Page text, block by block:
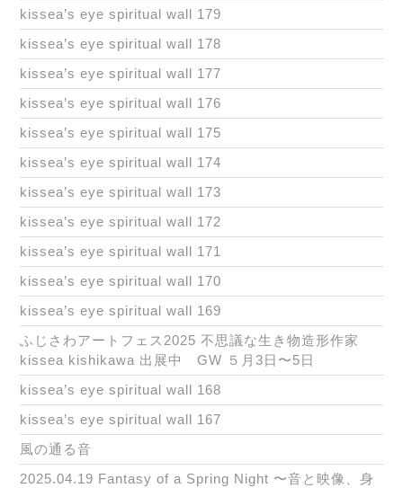
kissea’s eye spiritual wall 179
kissea’s eye spiritual wall 178
kissea’s eye spiritual wall 177
kissea’s eye spiritual wall 176
kissea’s eye spiritual wall 175
kissea’s eye spiritual wall 174
kissea’s eye spiritual wall 173
kissea’s eye spiritual wall 172
kissea’s eye spiritual wall 171
kissea’s eye spiritual wall 170
kissea’s eye spiritual wall 169
ふじさわアートフェス2025 不思議な生き物造形作家
kissea kishikawa 出展中 GW ５月3日〜5日
kissea’s eye spiritual wall 168
kissea’s eye spiritual wall 167
風の通る音
2025.04.19 Fantasy of a Spring Night 〜音と映像、身